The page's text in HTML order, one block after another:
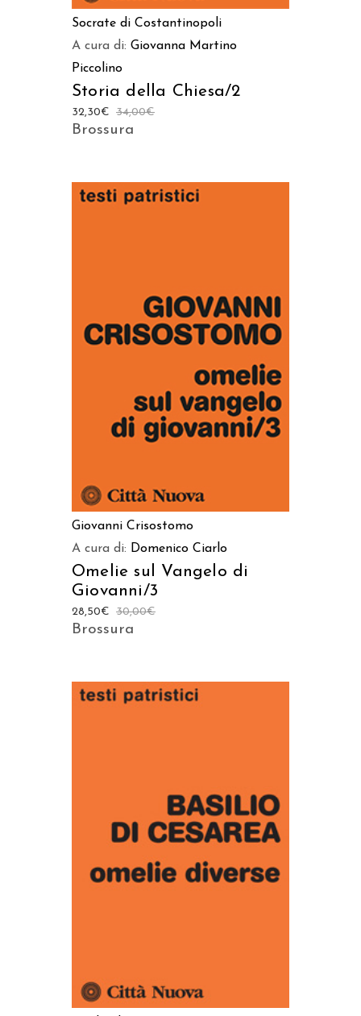
Socrate di Costantinopoli
A cura di: Giovanna Martino
Piccolino
Storia della Chiesa/2
34,00€
32,30€
Brossura
AGGIUNGI AL CARRELLO
Giovanni Crisostomo
A cura di: Domenico Ciarlo
Omelie sul Vangelo di
Giovanni/3
30,00€
28,50€
Brossura
AGGIUNGI AL CARRELLO